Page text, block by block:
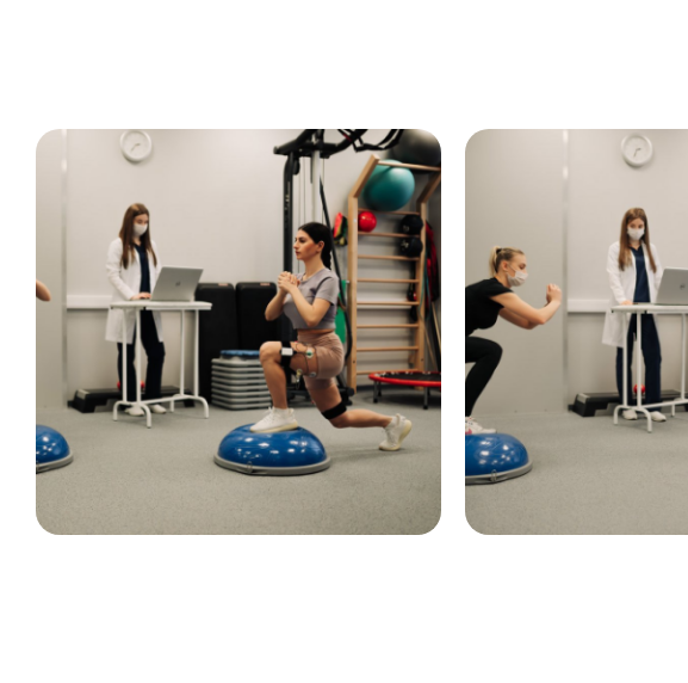
пациентов травматологического
пациентов